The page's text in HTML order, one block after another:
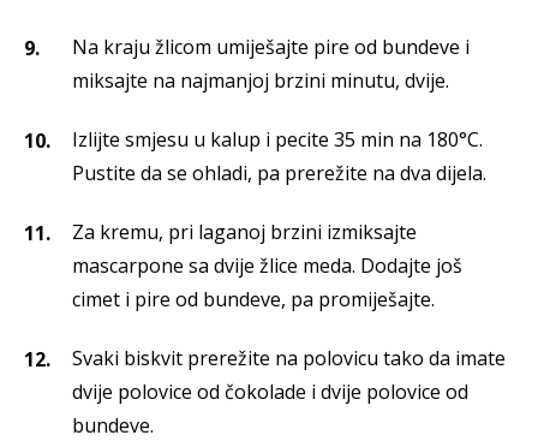
Na kraju žlicom umiješajte pire od bundeve i
miksajte na najmanjoj brzini minutu, dvije.
Izlijte smjesu u kalup i pecite 35 min na 180°C.
Pustite da se ohladi, pa prerežite na dva dijela.
Za kremu, pri laganoj brzini izmiksajte
mascarpone sa dvije žlice meda. Dodajte još
cimet i pire od bundeve, pa promiješajte.
Svaki biskvit prerežite na polovicu tako da imate
dvije polovice od čokolade i dvije polovice od
bundeve.